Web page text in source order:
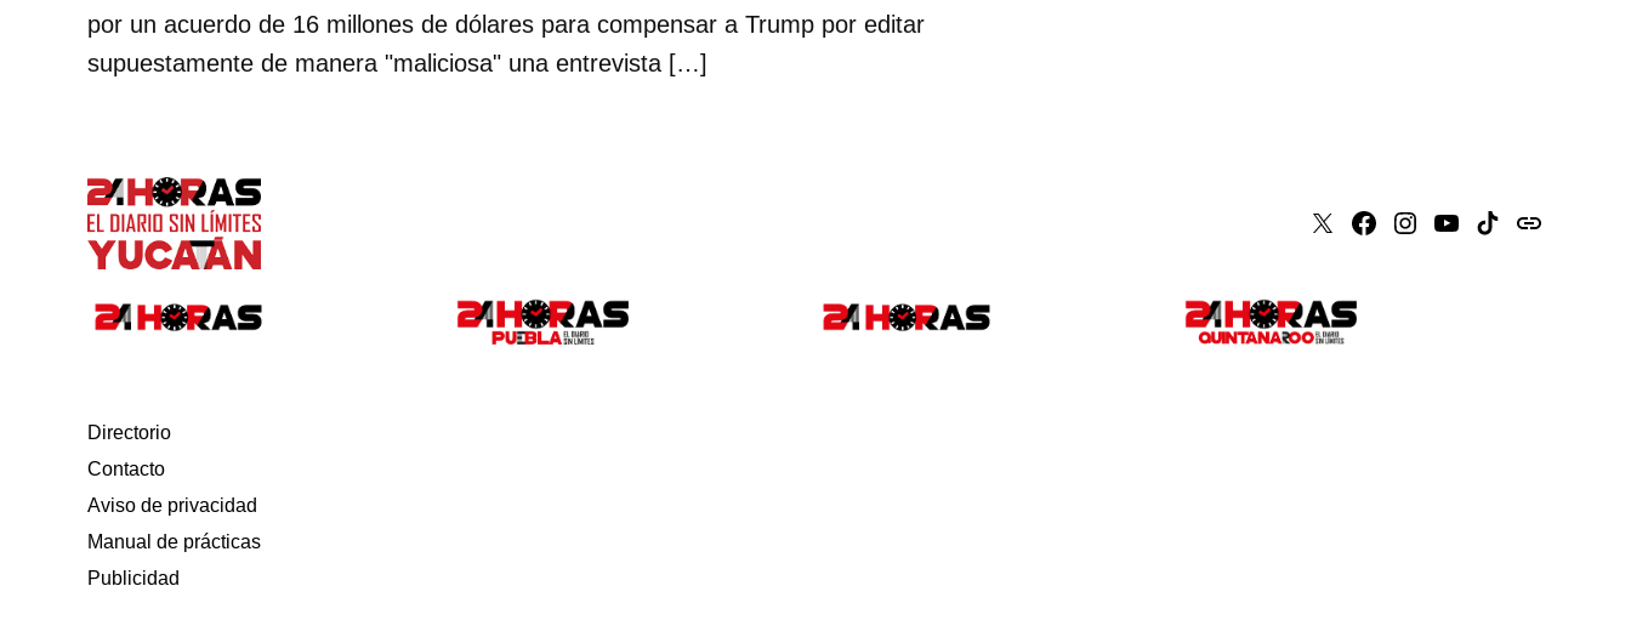
por un acuerdo de 16 millones de dólares para compensar a Trump por editar
supuestamente de manera "maliciosa" una entrevista […]
X Faceboook
Instagram
Youtube
Tiktokissuu
Directorio
Contacto
Aviso de privacidad
Manual de prácticas
Publicidad